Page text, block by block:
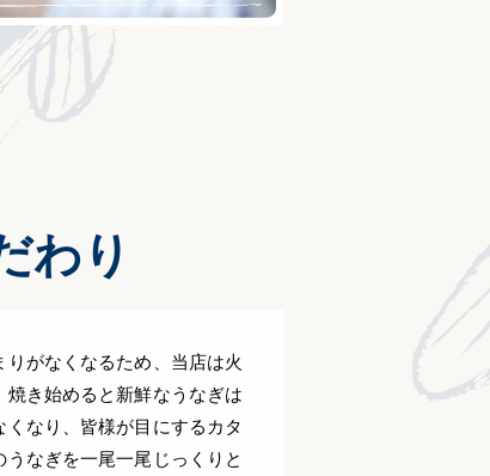
わり
がなくなるため、当店は火
き始めると新鮮なうなぎは
なり、皆様が目にするカタ
なぎを一尾一尾じっくりと